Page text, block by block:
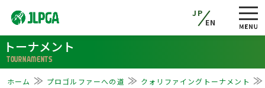
JP
EN
トーナメント
TOURNAMENTS
ホーム プロゴルファーへの道 クォリファイングトーナメント